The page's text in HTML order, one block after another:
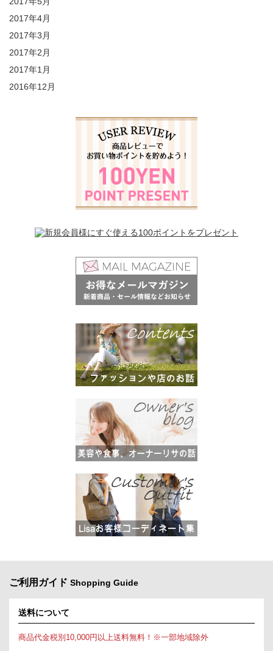
2017年4月
2017年3月
2017年2月
2017年1月
2016年12月
ご利用ガイド Shopping Guide
送料について
商品代金税別10,000円以上送料無料！※一部地域除外